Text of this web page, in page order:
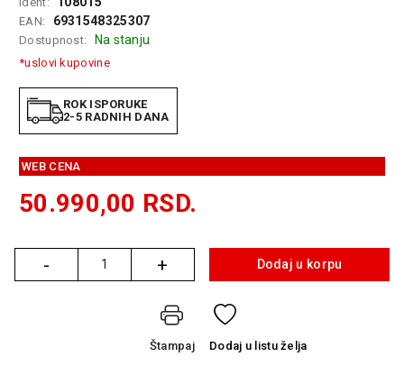
EELEKTRO
ZAŠTITA
SISTEMI
MREŽNA
SKENERI I
I KAMERE
EAN: 6931548325307
Dostupnost: Na stanju
*uslovi kupovine
ROK ISPORUKE
2-5 RADNIH DANA
WEB CENA
50.990,00 RSD.
-
Količina + Dodaj u korpu
Štampaj Dodaj u listu želja